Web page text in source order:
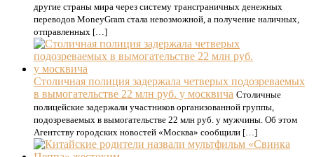
другие страны мира через систему трансграничных денежных
переводов MoneyGram стала невозможной, а получение наличных,
отправленных […]
Столичная полиция задержала четверых подозреваемых
в вымогательстве 22 млн руб. у москвича Столичные
полицейские задержали участников организованной группы,
подозреваемых в вымогательстве 22 млн руб. у мужчины. Об этом
Агентству городских новостей «Москва» сообщили […]